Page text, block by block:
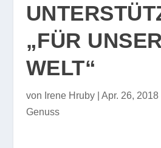
„FÜR
WELT“
von Irene Hruby| Apr. 26, 2018|
Genuss